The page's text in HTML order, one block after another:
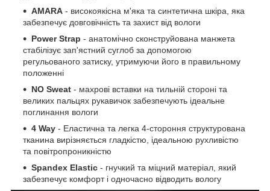
AMARA - високоякісна м'яка та синтетична шкіра, яка
забезпечує довговічність та захист від вологи
Power Strap - анатомічно сконструйована манжета
стабілізує зап'ястний суглоб за допомогою
регульованого затиску, утримуючи його в правильному
положенні
NO Sweat - махрові вставки на тильній стороні та
великих пальцях рукавичок забезпечують ідеальне
поглинання вологи
4 Way - Еластична та легка 4-стороння структурована
тканина вирізняється гладкістю, ідеальною рухливістю
та повітропроникністю
Spandex Elastic - гнучкий та міцний матеріал, який
забезпечує комфорт і одночасно відводить вологу